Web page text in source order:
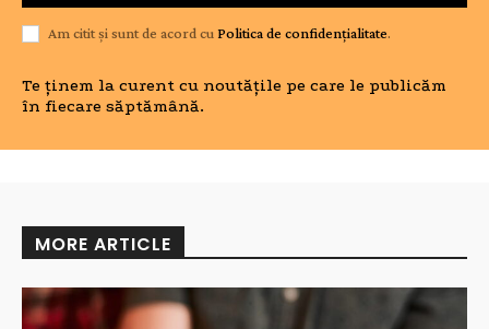
Am citit și sunt de acord cu Politica de confidențialitate.
Te ținem la curent cu noutățile pe care le publicăm
în fiecare săptămână.
MORE ARTICLE